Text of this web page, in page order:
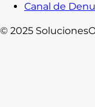
Canal de
© 2025